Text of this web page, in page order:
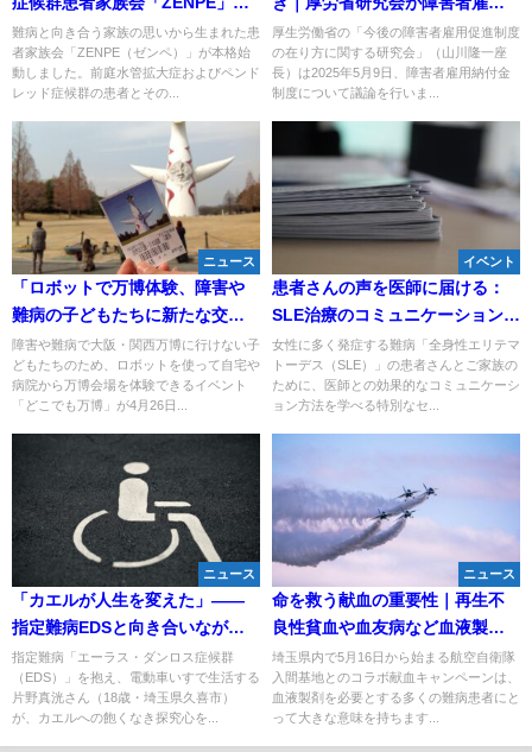
立イベントのお知らせ
難病と向き合う家族の思いから生まれた患
者家族会「ZENPE（ゼンペ）」が本格始
動しました。前庭水管拡大症およびペンド
レッド症候群の患者とその...
納付金制度の適用拡大を議論
厚生労働省の「今後の障害者雇用促進制度
の在り方に関する研究会」（山川隆一座
長）は2025年5月9日、障害者雇用納付金
制度について議論を行いま...
ニュース
「ロボットで万博体験、障害や
難病の子どもたちに新たな交流
の場」
障害や難病で大阪・関西万博に行けない子
どもたちのため、ロボットを使って自宅や
病院から万博会場を体験できるイベント
「どこでも万博」が4月26日...
イベント
患者さんの声を医師に届ける：
SLE治療のコミュニケーションセ
ミナーがオンライン開催
女性に多く発症する難病「全身性エリテマ
トーデス（SLE）」の患者さんとご家族の
ために、医師との効果的なコミュニケーシ
ョン方法を学べる特別なセ...
ニュース
「カエルが人生を変えた」——
指定難病EDSと向き合いなが
ら、カエル研究者を目指す18歳
の挑戦
指定難病「エーラス・ダンロス症候群
（EDS）」を抱え、電動車いすで生活する
片野真洸さん（18歳・埼玉県久喜市）
が、カエルへの飽くなき探究心を...
ニュース
命を救う献血の重要性｜再生不
良性貧血や血友病など血液製剤
が必要な難病患者を支える献血
キャンペーン
埼玉県内で5月16日から始まる航空自衛隊
入間基地とのコラボ献血キャンペーンは、
血液製剤を必要とする多くの難病患者にと
って大きな意味を持ちます...